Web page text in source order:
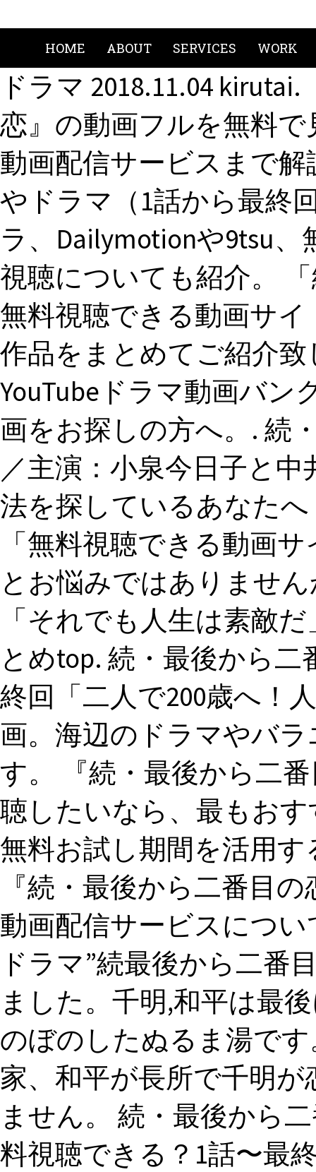
HOME ABOUT SERVICES WORK
ドラマ 2018.11.04
恋』の動画フルを無料
動画配信サービスまで
やドラマ（1話から最終
ラ、Dailymotionや9tsu
視聴についても紹介。
無料視聴できる動画サ
作品をまとめてご紹介
YouTubeドラマ動画バン
画をお探しの方へ。. 続
／主演：小泉今日子と
法を探しているあなた
「無料視聴できる動画
とお悩みではありませ
「それでも人生は素敵
とめtop. 続・最後から
終回「二人で200歳へ！
画。海辺のドラマやバ
す。 『続・最後から二
聴したいなら、最もお
無料お試し期間を活用
『続・最後から二番目
動画配信サービスにつ
ドラマ”続最後から二番
ました。千明,和平は最
のぼのしたぬるま湯で
家、和平が長所で千明
ません。 続・最後から
料視聴できる？1話〜最